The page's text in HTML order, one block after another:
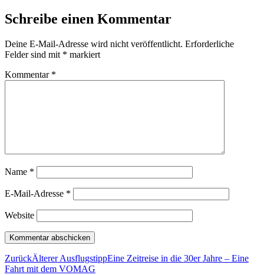
Schreibe einen Kommentar
Deine E-Mail-Adresse wird nicht veröffentlicht. Erforderliche
Felder sind mit * markiert
Kommentar *
Name *
E-Mail-Adresse *
Website
ZurückÄlterer AusflugstippEine Zeitreise in die 30er Jahre – Eine
Fahrt mit dem VOMAG